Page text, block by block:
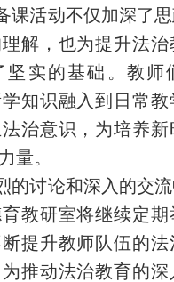
课活动不仅加深了
解，也为提升法治
坚实的基础。教师
知识融入到日常教
治意识，为培养
量。
的讨论和深入的交
教研室将继续定
提升教师队伍的法
推动法治教育的深